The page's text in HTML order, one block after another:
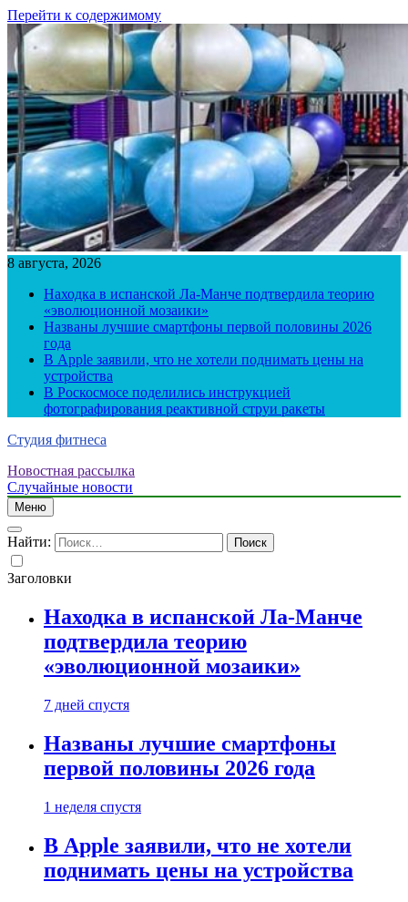
Перейти к содержимому
8 августа, 2026
Находка в испанской Ла-Манче подтвердила теорию
«эволюционной мозаики»
Названы лучшие смартфоны первой половины 2026
года
В Apple заявили, что не хотели поднимать цены на
устройства
В Роскосмосе поделились инструкцией
фотографирования реактивной струи ракеты
Студия фитнеса
Новостная рассылка
Случайные новости
Меню
Найти:
Заголовки
Находка в испанской Ла-Манче
подтвердила теорию
«эволюционной мозаики»
7 дней спустя
Названы лучшие смартфоны
первой половины 2026 года
1 неделя спустя
В Apple заявили, что не хотели
поднимать цены на устройства